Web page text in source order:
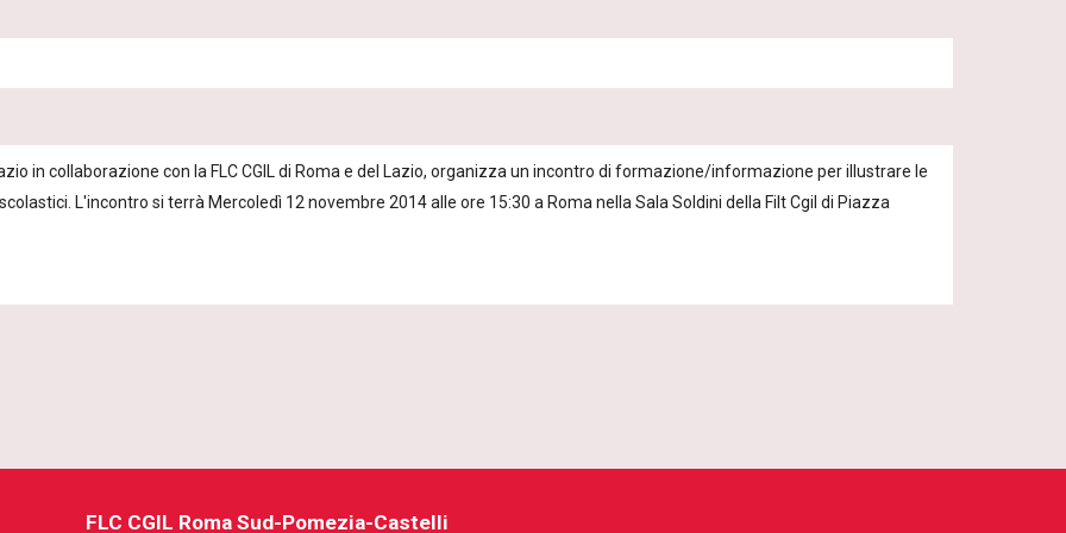
in collaborazione con la FLC CGIL di Roma e del Lazio, organizza un incontro di formazione/informazione per illustrare le
L'incontro si terrà Mercoledì 12 novembre 2014 alle ore 15:30 a Roma nella Sala Soldini della Filt Cgil di Piazza
FLC CGIL Roma Sud-Pomezia-Castelli